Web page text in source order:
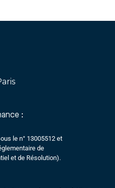
:
le n° 13005512 et
de
et de Résolution).